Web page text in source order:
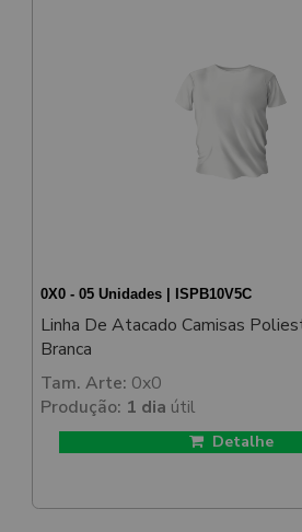
0X0 - 05 Unidades | ISPB10V5C
Linha De Atacado Camisas
Branca
Tam. Arte: 0x0
Produção: 1 dia útil
Detalhe